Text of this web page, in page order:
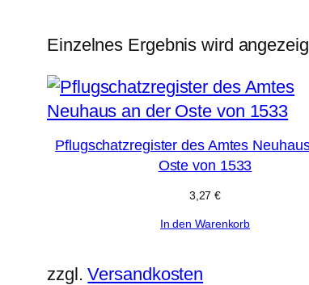
Einzelnes Ergebnis wird
Pflugschatzregister des Amtes
Oste von 1533
3,27€
In den Warenkorb
zzgl.Versandkosten